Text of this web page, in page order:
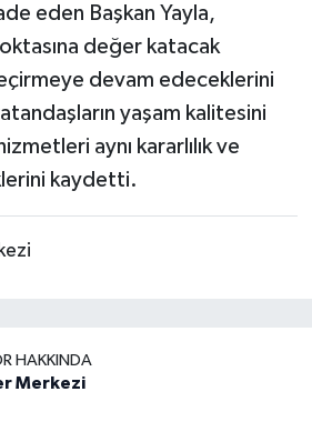
eden Başkan Yayla,
değer katacak
devam edeceklerini
yaşam kalitesini
aynı kararlılık ve
kaydetti.
HAKKINDA
Merkezi